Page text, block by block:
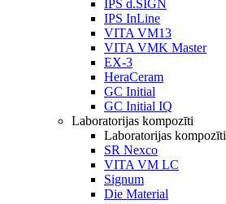
IPS d.SIGN
IPS InLine
VITA VM13
VITA VMK Master
EX-3
HeraCeram
GC Initial
GC Initial IQ
Laboratorijas kompozīti
Laboratorijas kompozīti
SR Nexco
VITA VM LC
Signum
Die Material